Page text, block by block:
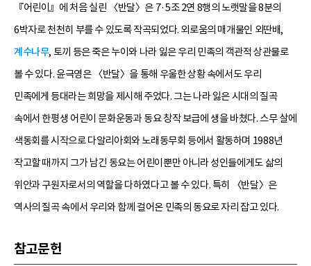
『어린이』에 처음 실린 〈반달〉은 7·5조 2연 8행의 노랫말을 8분의
6박자로 천천히 부를 수 있도록 작곡되었다. 외로움의 매개물인 외딴배,
계수나무, 토끼 등은 죽은 누이와 나라 잃은 우리 민족의 객관적 상관물로
볼 수 있다. 윤극영은 〈반달〉을 통해 우울한 상황 속에서도 우리
민족에게 등대라는 희망을 제시해 주었다. 그는 나라 잃은 시대의 질곡
속에서 한평생 어린이 문화운동과 동요 창작 보급에 생을 바쳤다. 스무 살에
색동회를 시작으로 다알리아회와 노래동무회 등에서 활동하며 1988년
작고할 때까지 그가 남긴 동요는 어린이뿐만 아니라 성인들에게도 삶의
위안과 구원자로서의 역할을 다하였다고 볼 수 있다. 특히 〈반달〉은
역사의 질곡 속에서 우리와 함께 걸어온 민족의 동요로 자리 잡고 있다.
참고문헌